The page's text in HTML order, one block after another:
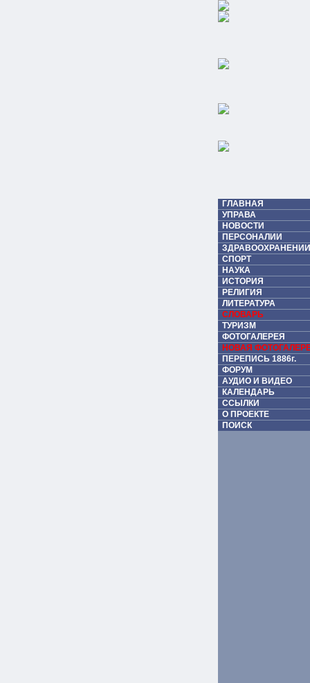
ГЛАВНАЯ
УПРАВА
НОВОСТИ
ПЕРСОНАЛИИ
СПОРТ
НАУКА
ИСТОРИЯ
РЕЛИГИЯ
ЛИТЕРАТУРА
СЛОВАРЬ
ТУРИЗМ
ФОТОГАЛЕРЕЯ
НОВАЯ
ПЕРЕПИСЬ 1886г.
ФОРУМ
АУДИО И ВИДЕО
КАЛЕНДАРЬ
ССЫЛКИ
О ПРОЕКТЕ
ПОИСК